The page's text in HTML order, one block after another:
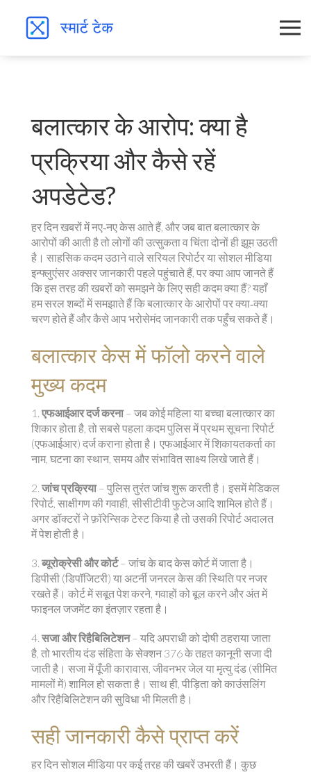
बलात्कार के आरोप: क्या है
प्रक्रिया और कैसे रहें
अपडेटेड?
हर दिन खबरों में नए‑नए केस आते हैं, और जब बात बलात्कार के
आरोपों की आती है तो लोगों की उत्सुकता व चिंता दोनों ही झूम उठती
है। साहसिक कदम उठाने वाले सरियल रिपोर्टर या सोशल मीडिया
इन्फ्लुएंसर अक्सर जानकारी पहले पहुंचाते हैं, पर क्या आप जानते हैं
कि इस तरह की खबरों को समझने के लिए सही कदम क्या हैं? यहाँ
हम सरल शब्दों में समझाते हैं कि बलात्कार के आरोपों पर क्या‑क्या
चरण होते हैं और कैसे आप भरोसेमंद जानकारी तक पहुँच सकते हैं।
बलात्कार केस में फॉलो करने वाले
मुख्य कदम
1. एफआईआर दर्ज करना– जब कोई महिला या बच्चा बलात्कार का
शिकार होता है, तो सबसे पहला कदम पुलिस में प्रथम सूचना रिपोर्ट
(एफआईआर) दर्ज कराना होता है। एफआईआर में शिकायतकर्ता का
नाम, घटना का स्थान, समय और संभावित साक्ष्य लिखे जाते हैं।
2. जांच प्रक्रिया– पुलिस तुरंत जांच शुरू करती है। इसमें मेडिकल
रिपोर्ट, साक्षीगण की गवाही, सीसीटीवी फुटेज आदि शामिल होते हैं।
अगर डॉक्टरों ने फ़ॉरेन्सिक टेस्ट किया है तो उसकी रिपोर्ट अदालत
में पेश होती है।
3. ब्यूरोक्रेसी और कोर्ट– जांच के बाद केस कोर्ट में जाता है।
डिपीसी (डिपॉजिटरी) या अटर्नी जनरल केस की स्थिति पर नजर
रखते हैं। कोर्ट में सबूत पेश करने, गवाहों को बूल करने और अंत में
फाइनल जजमेंट का इंतज़ार रहता है।
4. सजा और रिहैबिलिटेशन– यदि अपराधी को दोषी ठहराया जाता
है, तो भारतीय दंड संहिता के सेक्शन 376 के तहत कानूनी सजा दी
जाती है। सजा में पूँजी कारावास, जीवनभर जेल या मृत्यु दंड (सीमित
मामलों में) शामिल हो सकता है। साथ ही, पीड़िता को काउंसलिंग
और रिहैबिलिटेशन की सुविधा भी मिलती है।
सही जानकारी कैसे प्राप्त करें
हर दिन सोशल मीडिया पर कई तरह की खबरें उभरती हैं। कुछ